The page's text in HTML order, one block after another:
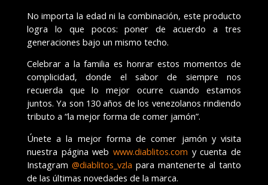
No importa la edad ni la combinación, este producto
logra lo que pocos: poner de acuerdo a tres
generaciones bajo un mismo techo.
Celebrar a la familia es honrar estos momentos de
complicidad, donde el sabor de siempre nos
recuerda que lo mejor ocurre cuando estamos
juntos. Ya son 130 años de los venezolanos rindiendo
tributo a “la mejor forma de comer jamón”.
Únete a la mejor forma de comer jamón y visita
nuestra página web www.diablitos.com y cuenta de
Instagram @diablitos_vzla para mantenerte al tanto
de las últimas novedades de la marca.